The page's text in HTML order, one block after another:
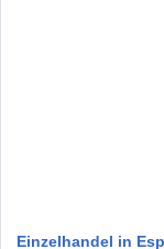
Einzelhandel in